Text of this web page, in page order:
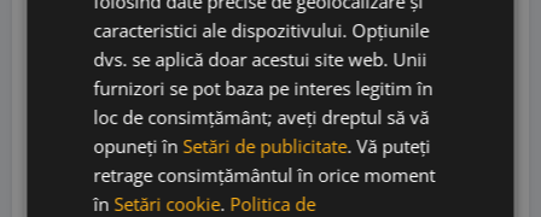
Champagne Lenoble Extra Brut NV
caracteristici ale dispozitivului. Opțiunile
dvs. se aplică doar acestui site web. Unii
furnizori se pot baza pe interes legitim în
loc de consimțământ; aveți dreptul să vă
opuneți în Setări de publicitate. Vă puteți
retrage consimțământul în orice moment
în Setări cookie. Politica de